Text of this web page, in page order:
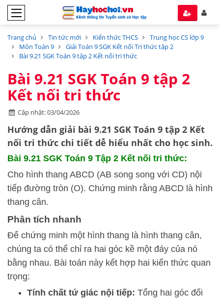
Trang chủ Tin tức mới Kiến thức THCS
Trung học CS lớp 9
Môn Toán 9
Giải Toán 9 SGK Kết nối Tri thức tập 2
Bài 9.21 SGK Toán 9 tập 2 Kết nối tri thức
Bài 9.21 SGK Toán 9 tập 2
Kết nối tri thức
Cập nhật: 03/04/2026
Hướng dẫn giải bài 9.21 SGK Toán 9 tập 2 Kết
nối tri thức chi tiết dễ hiểu nhất cho học sinh.
Bài 9.21 SGK Toán 9 Tập 2 Kết nối tri thức:
Cho hình thang ABCD (AB song song với CD) nội
tiếp đường tròn (O). Chứng minh rằng ABCD là hình
thang cân.
Phân tích nhanh
Để chứng minh một hình thang là hình thang cân,
chúng ta có thể chỉ ra hai góc kề một đáy của nó
bằng nhau. Bài toán này kết hợp hai kiến thức quan
trọng:
Tính chất tứ giác nội tiếp: Tổng hai góc đối